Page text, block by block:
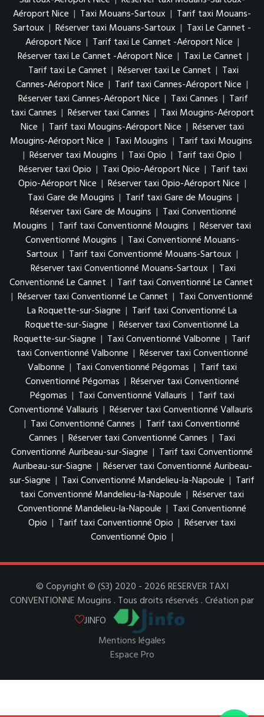
Aéroport Nice | Taxi Mouans-Sartoux | Tarif taxi Mouans-
Sartoux | Réserver taxi Mouans-Sartoux | Taxi Le Cannet -
Aéroport Nice | Tarif taxi Le Cannet -Aéroport Nice |
Réserver taxi Le Cannet -Aéroport Nice | Taxi Le Cannet |
Tarif taxi Le Cannet | Réserver taxi Le Cannet | Taxi
Cannes-Aéroport Nice | Tarif taxi Cannes-Aéroport Nice |
Réserver taxi Cannes-Aéroport Nice | Taxi Cannes | Tarif
taxi Cannes | Réserver taxi Cannes | Taxi Mougins-Aéroport
Nice | Tarif taxi Mougins-Aéroport Nice | Réserver taxi
Mougins-Aéroport Nice | Taxi Mougins | Tarif taxi Mougins
| Réserver taxi Mougins | Taxi Opio | Tarif taxi Opio |
Réserver taxi Opio | Taxi Opio-Aéroport Nice | Tarif taxi
Opio-Aéroport Nice | Réserver taxi Opio-Aéroport Nice |
Taxi Gare de Mougins | Tarif taxi Gare de Mougins |
Réserver taxi Gare de Mougins | Taxi Conventionné
Mougins | Tarif taxi Conventionné Mougins | Réserver taxi
Conventionné Mougins | Taxi Conventionné Mouans-
Sartoux | Tarif taxi Conventionné Mouans-Sartoux |
Réserver taxi Conventionné Mouans-Sartoux | Taxi
Conventionné Le Cannet | Tarif taxi Conventionné Le Cannet
| Réserver taxi Conventionné Le Cannet | Taxi Conventionné
La Roquette-sur-Siagne | Tarif taxi Conventionné La
Roquette-sur-Siagne | Réserver taxi Conventionné La
Roquette-sur-Siagne | Taxi Conventionné Valbonne | Tarif
taxi Conventionné Valbonne | Réserver taxi Conventionné
Valbonne | Taxi Conventionné Pégomas | Tarif taxi
Conventionné Pégomas | Réserver taxi Conventionné
Pégomas | Taxi Conventionné Vallauris | Tarif taxi
Conventionné Vallauris | Réserver taxi Conventionné Vallauris
| Taxi Conventionné Cannes | Tarif taxi Conventionné
Cannes | Réserver taxi Conventionné Cannes | Taxi
Conventionné Auribeau-sur-Siagne | Tarif taxi Conventionné
Auribeau-sur-Siagne | Réserver taxi Conventionné Auribeau-
sur-Siagne | Taxi Conventionné Mandelieu-la-Napoule | Tarif
taxi Conventionné Mandelieu-la-Napoule | Réserver taxi
Conventionné Mandelieu-la-Napoule | Taxi Conventionné
Opio | Tarif taxi Conventionné Opio | Réserver taxi
Conventionné Opio |
© Copyright © (S3) 2020 - 2026 RESERVER TAXI
CONVENTIONNE Mougins . Tous droits réservés . Création par
JINFO
Mentions légales
Espace Pro